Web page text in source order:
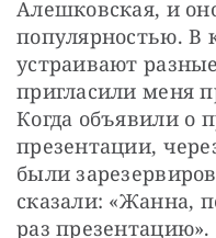
Алешковская, и
популярностью. В
устраивают
пригласили меня
Когда объявили о
презентации,
были
сказали: «Жанна,
раз